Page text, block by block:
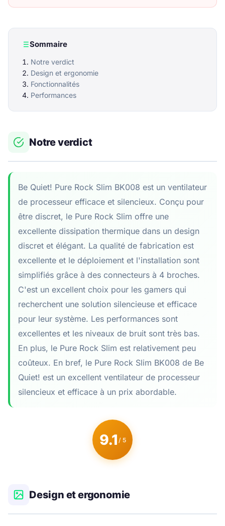
Sommaire
Notre verdict
Design et ergonomie
Fonctionnalités
Performances
Notre verdict
Be Quiet! Pure Rock Slim BK008 est un ventilateur
de processeur efficace et silencieux. Conçu pour
être discret, le Pure Rock Slim offre une
excellente dissipation thermique dans un design
discret et élégant. La qualité de fabrication est
excellente et le déploiement et l'installation sont
simplifiés grâce à des connecteurs à 4 broches.
C'est un excellent choix pour les gamers qui
recherchent une solution silencieuse et efficace
pour leur système. Les performances sont
excellentes et les niveaux de bruit sont très bas.
En plus, le Pure Rock Slim est relativement peu
coûteux. En bref, le Pure Rock Slim BK008 de Be
Quiet! est un excellent ventilateur de processeur
silencieux et efficace à un prix abordable.
9.1 / 5
Design et ergonomie